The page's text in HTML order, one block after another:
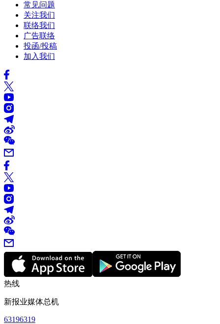
常见问题
关注我们
联络我们
广告联络
投函/投稿
加入我们
热线
新报业媒体总机
63196319